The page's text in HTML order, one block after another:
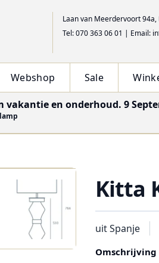
Laan van Meerdervoort 94a,
Tel: 070 363 06 01 | Email:
Webshop Sale
vakantie en onderhoud. 9
Kitta
uit Spanje
Omschrijving